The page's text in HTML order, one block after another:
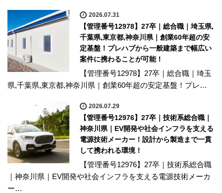
2026.07.31
【管理番号12978】27卒｜総合職｜埼玉県,
千葉県,東京都,神奈川県｜創業60年超の安
定基盤！プレハブから一般建築まで幅広い
案件に携わることが可能！
【管理番号12978】27卒｜総合職｜埼玉
県,千葉県,東京都,神奈川県｜創業60年超の安定基盤！プレ…
2026.07.29
【管理番号12976】27卒｜技術系総合職｜
神奈川県｜EV開発や社会インフラを支える
電源技術メーカー！設計から製造まで一貫
して携われる環境！
【管理番号12976】27卒｜技術系総合職
｜神奈川県｜EV開発や社会インフラを支える電源技術メーカ
ー…